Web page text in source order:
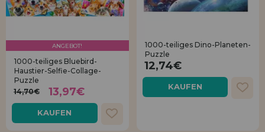
ANGEBOT!
1000-teiliges Bluebird-
Haustier-Selfie-Collage-
Puzzle
14,70€
13,97€
KAUFEN
1000-teiliges Dino-Planeten-
Puzzle
12,74€
KAUFEN